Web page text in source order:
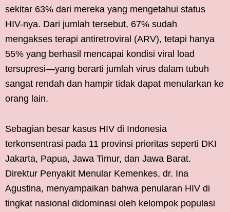
sekitar 63% dari mereka yang mengetahui status
HIV-nya. Dari jumlah tersebut, 67% sudah
mengakses terapi antiretroviral (ARV), tetapi hanya
55% yang berhasil mencapai kondisi viral load
tersupresi—yang berarti jumlah virus dalam tubuh
sangat rendah dan hampir tidak dapat menularkan ke
orang lain.
Sebagian besar kasus HIV di Indonesia
terkonsentrasi pada 11 provinsi prioritas seperti DKI
Jakarta, Papua, Jawa Timur, dan Jawa Barat.
Direktur Penyakit Menular Kemenkes, dr. Ina
Agustina, menyampaikan bahwa penularan HIV di
tingkat nasional didominasi oleh kelompok populasi